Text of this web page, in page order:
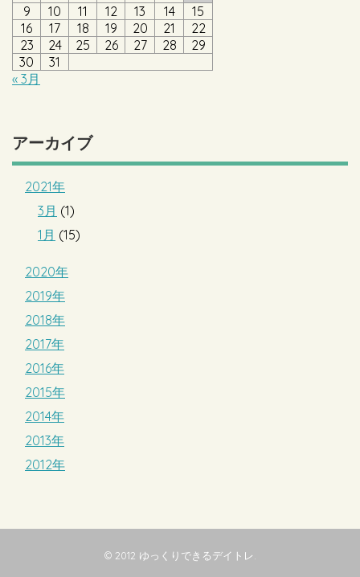
9
10 11 12 13 14
15
16
17 18 19 20 21
22
23
24 25 26 27 28
29
30
31
« 3月
アーカイブ
2021年
3月 (1)
1月 (15)
2020年
2019年
2018年
2017年
2016年
2015年
2014年
2013年
2012年
© 2012 ゆっくりできるデイトレ